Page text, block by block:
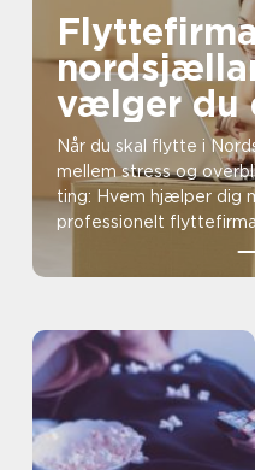
nordsjælland
vælger du
hjælp
Når du skal flytte i
mellem stress og
ting: Hvem hjælper dig
professionelt